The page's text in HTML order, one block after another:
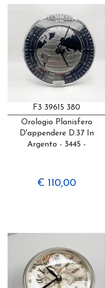
F3 39615 380
Orologio Planisfero
D'appendere D.37 In
Argento - 3445 -
€ 110,00